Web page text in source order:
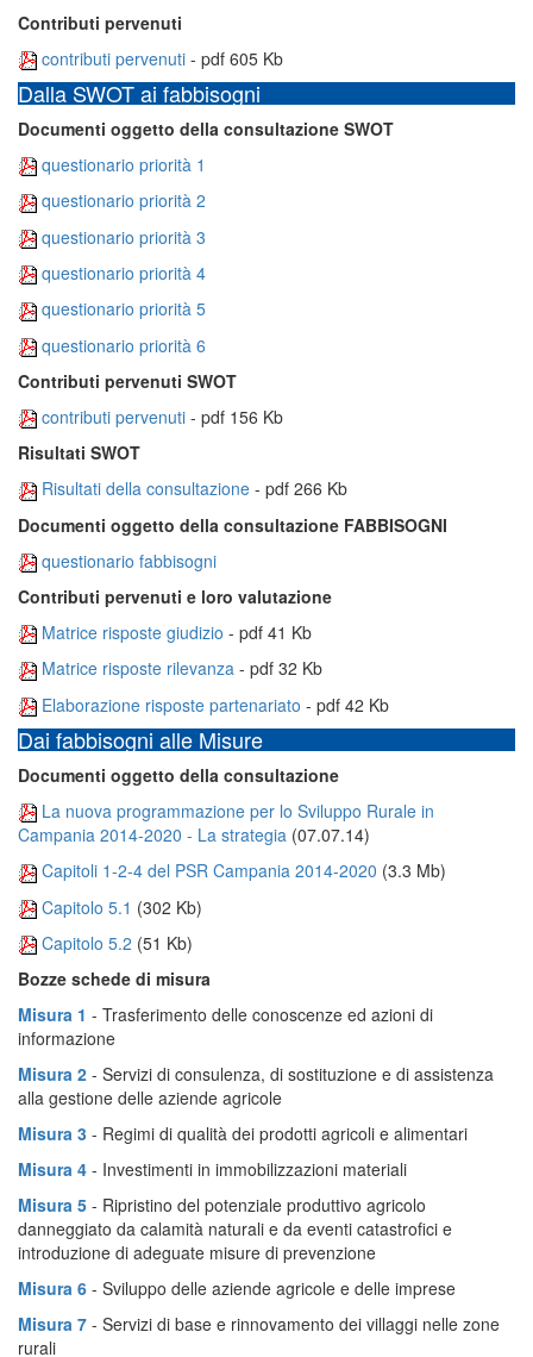
Contributi pervenuti
contributi pervenuti - pdf 605 Kb
Dalla SWOT ai fabbisogni
Documenti oggetto della consultazione SWOT
questionario priorità 1
questionario priorità 2
questionario priorità 3
questionario priorità 4
questionario priorità 5
questionario priorità 6
Contributi pervenuti SWOT
contributi pervenuti - pdf 156 Kb
Risultati SWOT
Risultati della consultazione - pdf 266 Kb
Documenti oggetto della consultazione FABBISOGNI
questionario fabbisogni
Contributi pervenuti e loro valutazione
Matrice risposte giudizio - pdf 41 Kb
Matrice risposte rilevanza - pdf 32 Kb
Elaborazione risposte partenariato - pdf 42 Kb
Dai fabbisogni alle Misure
Documenti oggetto della consultazione
La nuova programmazione per lo Sviluppo Rurale in
Campania 2014-2020 - La strategia (07.07.14)
Capitoli 1-2-4 del PSR Campania 2014-2020 (3.3 Mb)
Capitolo 5.1 (302 Kb)
Capitolo 5.2 (51 Kb)
Bozze schede di misura
Misura 1 - Trasferimento delle conoscenze ed azioni di
informazione
Misura 2 - Servizi di consulenza, di sostituzione e di assistenza
alla gestione delle aziende agricole
Misura 3 - Regimi di qualità dei prodotti agricoli e alimentari
Misura 4 - Investimenti in immobilizzazioni materiali
Misura 5 - Ripristino del potenziale produttivo agricolo
danneggiato da calamità naturali e da eventi catastrofici e
introduzione di adeguate misure di prevenzione
Misura 6 - Sviluppo delle aziende agricole e delle imprese
Misura 7 - Servizi di base e rinnovamento dei villaggi nelle zone
rurali